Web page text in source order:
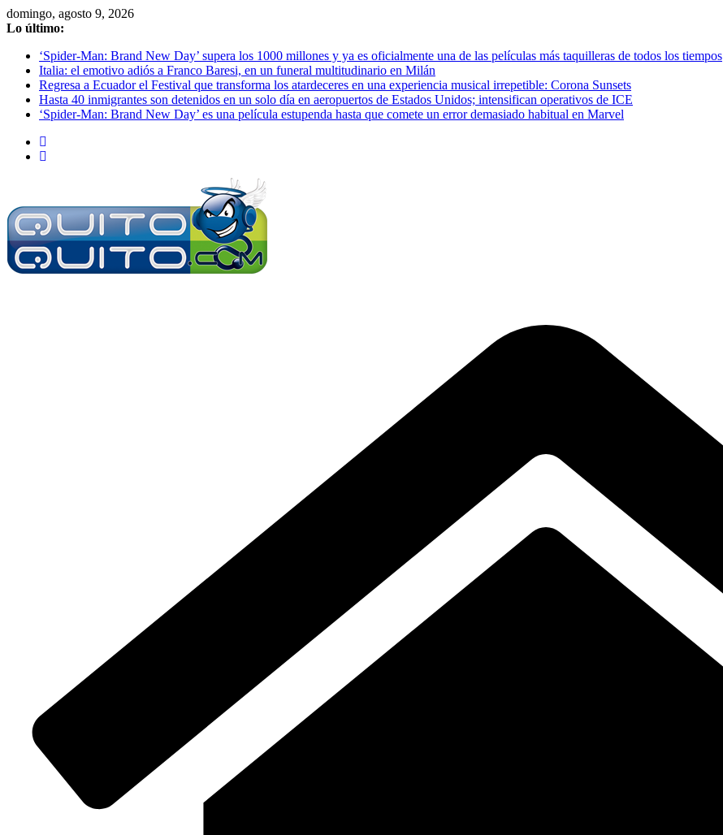
Saltar
al
domingo, agosto 9, 2026
Lo último:
‘Spider-Man: Brand New Day’ supera los 1000 millones y ya es oficialmente una de las películas más taquilleras de todos los tiempos
Italia: el emotivo adiós a Franco Baresi, en un funeral multitudinario en Milán
Regresa a Ecuador el Festival que transforma los atardeceres en una experiencia musical irrepetible: Corona Sunsets
Hasta 40 inmigrantes son detenidos en un solo día en aeropuertos de Estados Unidos; intensifican operativos de ICE
‘Spider-Man: Brand New Day’ es una película estupenda hasta que comete un error demasiado habitual en Marvel